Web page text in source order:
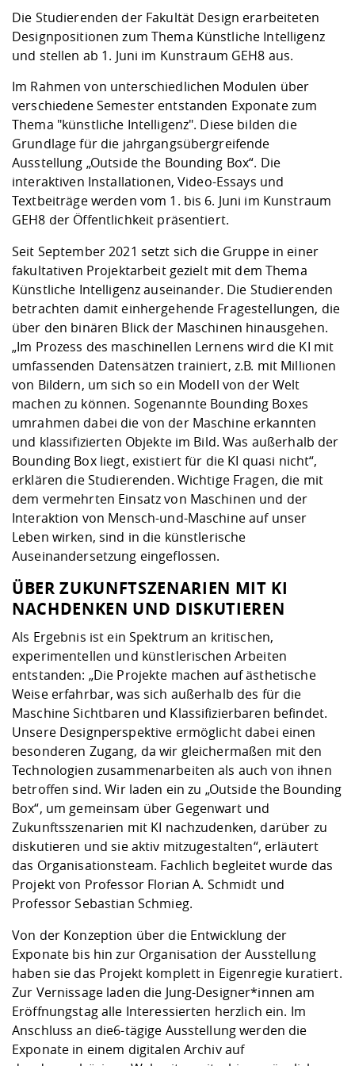
Vorbereitung
Checkliste zum
Studien- und
und Physik
Digitales Lernen
Fremdsprachen
Jobs, Praktika,
Studieren in
Lebenslagen
Studentenwerk
Angebote der
Arbeit
Career Service
Lehren,
Formulare und
Internationale
Formulare und
FIS -
Prototyping und
Gründung und
Kooperationen
Kontakt &
Klimaschutz &
Förderverein
Gremien und
Informatik/
Maschinenbau
Angebote für Unternehmen
Kontakt und Anfahrt
Qualitätssicherung
Die Studierenden der Fakultät Design erarbeiteten
Designpositionen zum Thema Künstliche Intelligenz
und stellen ab 1. Juni im Kunstraum GEH8 aus.
Im Rahmen von unterschiedlichen Modulen über
verschiedene Semester entstanden Exponate zum
Thema "künstliche Intelligenz". Diese bilden die
Grundlage für die jahrgangsübergreifende
Ausstellung „Outside the Bounding Box“. Die
interaktiven Installationen, Video-Essays und
Textbeiträge werden vom 1. bis 6. Juni im Kunstraum
GEH8 der Öffentlichkeit präsentiert.
Seit September 2021 setzt sich die Gruppe in einer
fakultativen Projektarbeit gezielt mit dem Thema
Künstliche Intelligenz auseinander. Die Studierenden
betrachten damit einhergehende Fragestellungen, die
über den binären Blick der Maschinen hinausgehen.
„Im Prozess des maschinellen Lernens wird die KI mit
umfassenden Datensätzen trainiert, z.B. mit Millionen
von Bildern, um sich so ein Modell von der Welt
machen zu können. Sogenannte Bounding Boxes
umrahmen dabei die von der Maschine erkannten
und klassifizierten Objekte im Bild. Was außerhalb der
Bounding Box liegt, existiert für die KI quasi nicht“,
erklären die Studierenden. Wichtige Fragen, die mit
dem vermehrten Einsatz von Maschinen und der
Interaktion von Mensch-und-Maschine auf unser
Leben wirken, sind in die künstlerische
Auseinandersetzung eingeflossen.
ÜBER ZUKUNFTSZENARIEN MIT KI
NACHDENKEN UND DISKUTIEREN
Als Ergebnis ist ein Spektrum an kritischen,
experimentellen und künstlerischen Arbeiten
entstanden: „Die Projekte machen auf ästhetische
Weise erfahrbar, was sich außerhalb des für die
Maschine Sichtbaren und Klassifizierbaren befindet.
Unsere Designperspektive ermöglicht dabei einen
besonderen Zugang, da wir gleichermaßen mit den
Technologien zusammenarbeiten als auch von ihnen
betroffen sind. Wir laden ein zu „Outside the Bounding
Box“, um gemeinsam über Gegenwart und
Zukunftsszenarien mit KI nachzudenken, darüber zu
diskutieren und sie aktiv mitzugestalten“, erläutert
das Organisationsteam. Fachlich begleitet wurde das
Projekt von Professor Florian A. Schmidt und
Professor Sebastian Schmieg.
Von der Konzeption über die Entwicklung der
Exponate bis hin zur Organisation der Ausstellung
haben sie das Projekt komplett in Eigenregie kuratiert.
Zur Vernissage laden die Jung-Designer*innen am
Eröffnungstag alle Interessierten herzlich ein. Im
Anschluss an die6-tägige Ausstellung werden die
Exponate in einem digitalen Archiv auf